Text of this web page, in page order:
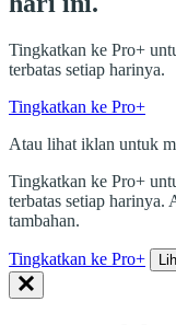
Tingkatkan ke Pro+
terbatas setiap harinya.
Tingkatkan ke Pro+
Atau lihat iklan untuk
Tingkatkan ke Pro+
terbatas setiap harinya.
tambahan.
Tingkatkan ke Pro+